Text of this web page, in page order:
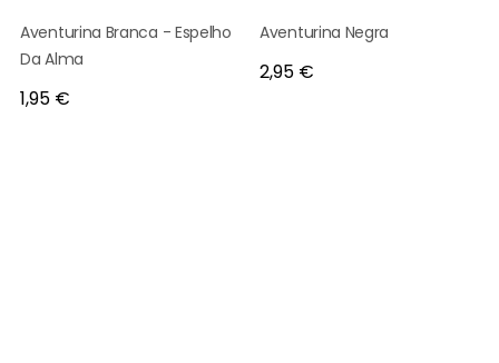
Aventurina Branca - Espelho
Da Alma
Preço
1,95 €
Aventurina Negra
Preço
2,95 €